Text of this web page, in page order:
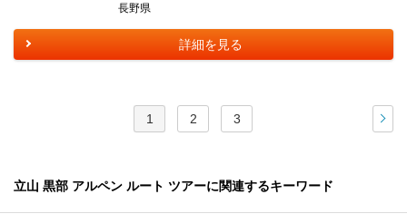
長野県
詳細を見る
1 2 3
立山 黒部 アルペン ルート ツアーに関連するキーワード